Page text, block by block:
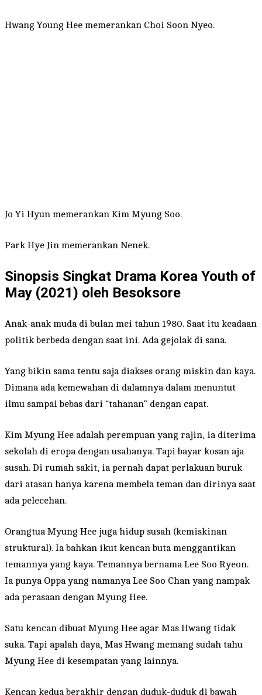
Hwang Young Hee memerankan Choi Soon Nyeo.
Jo Yi Hyun memerankan Kim Myung Soo.
Park Hye Jin memerankan Nenek.
Sinopsis Singkat Drama Korea Youth of
May (2021) oleh Besoksore
Anak-anak muda di bulan mei tahun 1980. Saat itu keadaan
politik berbeda dengan saat ini. Ada gejolak di sana.
Yang bikin sama tentu saja diakses orang miskin dan kaya.
Dimana ada kemewahan di dalamnya dalam menuntut
ilmu sampai bebas dari “tahanan” dengan capat.
Kim Myung Hee adalah perempuan yang rajin, ia diterima
sekolah di eropa dengan usahanya. Tapi bayar kosan aja
susah. Di rumah sakit, ia pernah dapat perlakuan buruk
dari atasan hanya karena membela teman dan dirinya saat
ada pelecehan.
Orangtua Myung Hee juga hidup susah (kemiskinan
struktural). Ia bahkan ikut kencan buta menggantikan
temannya yang kaya. Temannya bernama Lee Soo Ryeon.
Ia punya Oppa yang namanya Lee Soo Chan yang nampak
ada perasaan dengan Myung Hee.
Satu kencan dibuat Myung Hee agar Mas Hwang tidak
suka. Tapi apalah daya, Mas Hwang memang sudah tahu
Myung Hee di kesempatan yang lainnya.
Kencan kedua berakhir dengan duduk-duduk di bawah